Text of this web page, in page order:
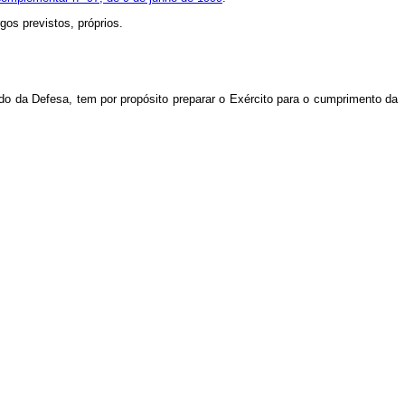
previstos, próprios.
da Defesa, tem por propósito preparar o Exército para o cumprimento da